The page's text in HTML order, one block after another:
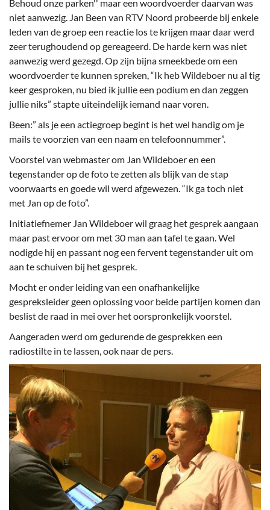
Behoud onze parken'' maar een woordvoerder daarvan was
niet aanwezig. Jan Been van RTV Noord probeerde bij enkele
leden van de groep een reactie los te krijgen maar daar werd
zeer terughoudend op gereageerd. De harde kern was niet
aanwezig werd gezegd. Op zijn bijna smeekbede om een
woordvoerder te kunnen spreken, “Ik heb Wildeboer nu al tig
keer gesproken, nu bied ik jullie een podium en dan zeggen
jullie niks” stapte uiteindelijk iemand naar voren.
Been:” als je een actiegroep begint is het wel handig om je
mails te voorzien van een naam en telefoonnummer”.
Voorstel van webmaster om Jan Wildeboer en een
tegenstander op de foto te zetten als blijk van de stap
voorwaarts en goede wil werd afgewezen. “Ik ga toch niet
met Jan op de foto”.
Initiatiefnemer Jan Wildeboer wil graag het gesprek aangaan
maar past ervoor om met 30 man aan tafel te gaan. Wel
nodigde hij en passant nog een fervent tegenstander uit om
aan te schuiven bij het gesprek.
Mocht er onder leiding van een onafhankelijke
gespreksleider geen oplossing voor beide partijen komen dan
beslist de raad in mei over het oorspronkelijk voorstel.
Aangeraden werd om gedurende de gesprekken een
radiostilte in te lassen, ook naar de pers.